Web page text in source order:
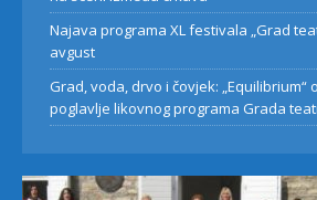
Najava programa XL festivala „Grad
avgust
Grad, voda, drvo i čovjek: „Equilibrium“
poglavlje likovnog programa Grada